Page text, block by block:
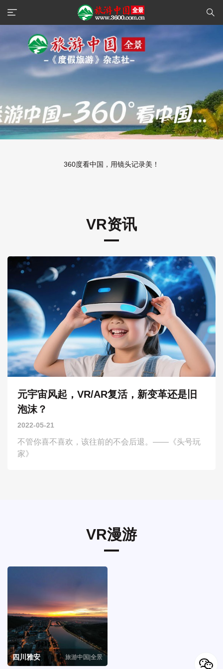
360度看中国，用镜头记录美！
VR资讯
元宇宙风起，VR/AR复活，新变革还是旧
泡沫？
2022-05-21
不管你喜不喜欢，该往前的不会后退。——《头号玩
家》
VR漫游
四川雅安 旅游中国|全景